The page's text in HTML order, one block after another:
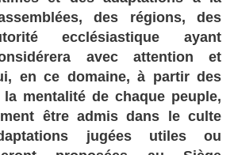
des régions, des
ecclésiastique ayant
avec attention et
en ce domaine, à partir des
mentalité de chaque peuple,
être admis dans le culte
jugées utiles ou